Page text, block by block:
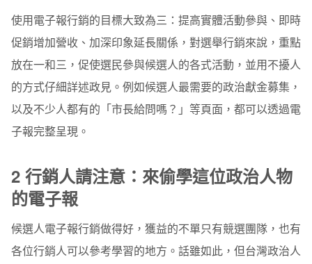
使用電子報行銷的目標大致為三：提高實體活動參與、即時
促銷增加營收、加深印象延長關係，對選舉行銷來說，重點
放在一和三，促使選民參與候選人的各式活動，並用不擾人
的方式仔細詳述政見。例如候選人最需要的政治獻金募集，
以及不少人都有的「市長給問嗎？」等頁面，都可以透過電
子報完整呈現。
2 行銷人請注意：來偷學這位政治人物
的電子報
候選人電子報行銷做得好，獲益的不單只有競選團隊，也有
各位行銷人可以參考學習的地方。話雖如此，但台灣政治人